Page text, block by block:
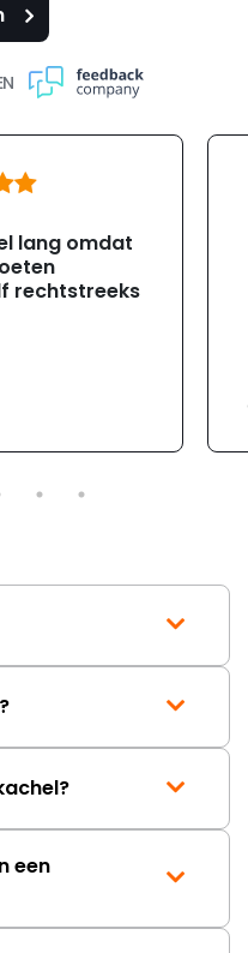
lang omdat
rechtstreeks
een